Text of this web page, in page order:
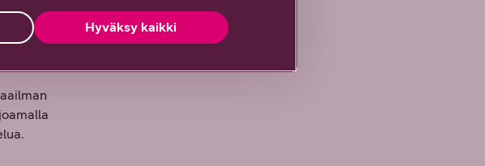
Hyväksy kaikki